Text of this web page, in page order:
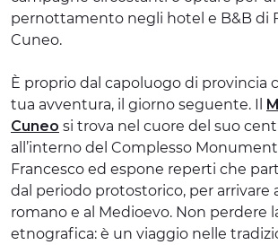
pernottamento negli hotel e B&B di
Cuneo.
È proprio dal capoluogo di provincia
tua avventura, il giorno seguente. Il
Cuneo si trova nel cuore del suo
all’interno del Complesso
Francesco ed espone reperti che
dal periodo protostorico, per arrivare
romano e al Medioevo. Non perdere
etnografica: è un viaggio nelle